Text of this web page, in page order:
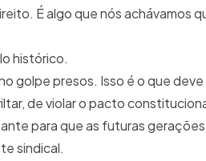
É algo que nós achávamos
histórico.
golpe presos. Isso é o que
de violar o pacto
para que as futuras gerações
sindical.